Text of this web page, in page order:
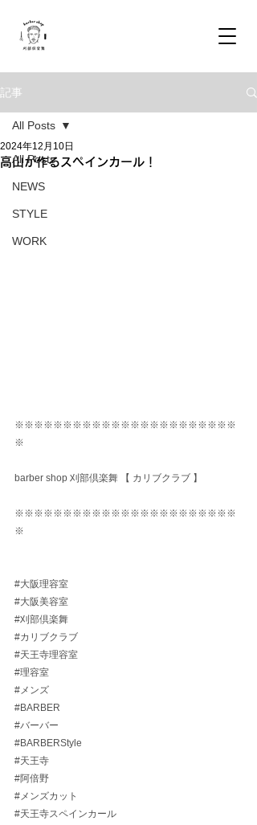
記事
All Posts
NEWS
STYLE
WORK
All Posts
高山が作るスペインカール！
2024年12月10日
※※※※※※※※※※※※※※※※※※※※※※※
※
barber shop 刈部倶楽舞 【 カリブクラブ 】
※※※※※※※※※※※※※※※※※※※※※※※
※
#大阪理容室
#大阪美容室
#刈部倶楽舞
#カリブクラブ
#天王寺理容室
#理容室
#メンズ
#BARBER
#バーバー
#BARBERStyle
#天王寺
#阿倍野
#メンズカット
#天王寺スペインカール